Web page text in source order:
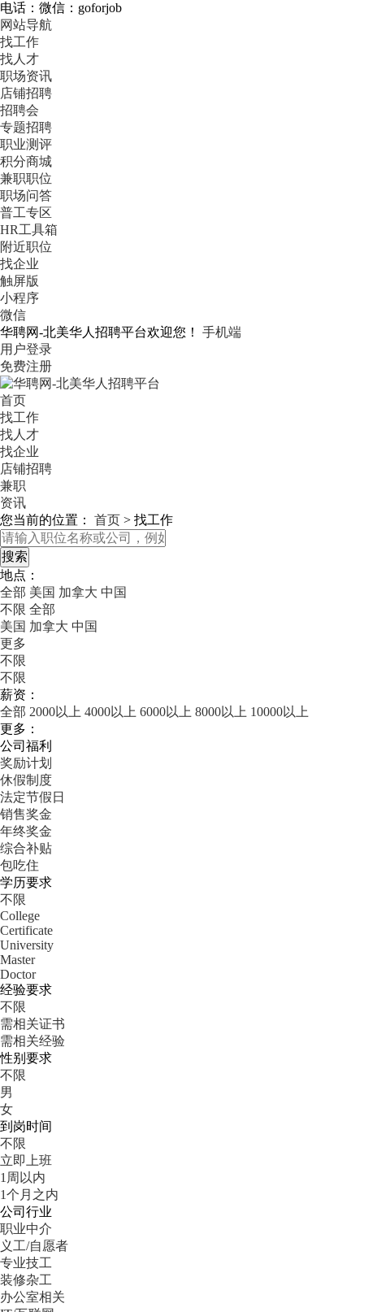
电话：微信：goforjob
网站导航
找工作
找人才
职场资讯
店铺招聘
招聘会
专题招聘
职业测评
积分商城
兼职职位
职场问答
普工专区
HR工具箱
附近职位
找企业
触屏版
小程序
微信
华聘网-北美华人招聘平台欢迎您！
手机端
用户登录
免费注册
首页
找工作
找人才
找企业
店铺招聘
兼职
资讯
您当前的位置： 首页 > 找工作
地点：
全部 美国 加拿大 中国
不限 全部
美国 加拿大 中国
更多
不限
不限
薪资：
全部 2000以上 4000以上 6000以上 8000以上 10000以上
更多：
公司福利
奖励计划
休假制度
法定节假日
销售奖金
年终奖金
综合补贴
包吃住
学历要求
不限
College
Certificate
University
Master
Doctor
经验要求
不限
需相关证书
需相关经验
性别要求
不限
男
女
到岗时间
不限
立即上班
1周以内
1个月之内
公司行业
职业中介
义工/自愿者
专业技工
装修杂工
办公室相关